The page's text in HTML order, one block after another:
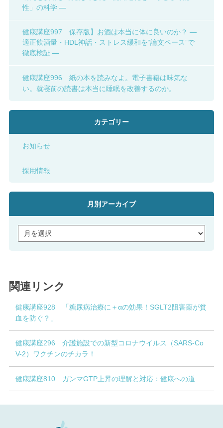
性」の科学 ―
健康講座997 保存版】お酒は本当に体に良いのか？ ―
適正飲酒量・HDL神話・ストレス緩和を“論文ベース”で
徹底検証 ―
健康講座996 紙の本を読みなよ。電子書籍は味気な
い。就寝前の読書は本当に睡眠を改善するのか。
カテゴリー
お知らせ
採用情報
月別アーカイブ
関連リンク
健康講座928 「糖尿病治療に＋αの効果！SGLT2阻害薬が貧
血を防ぐ？」
健康講座296 介護施設での新型コロナウイルス（SARS-Co
V-2）ワクチンのチカラ！
健康講座810 ガンマGTP上昇の理解と対応：健康への道